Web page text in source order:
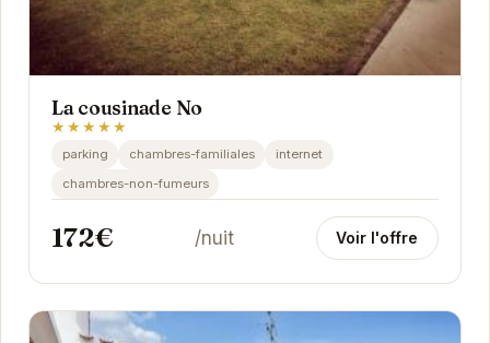
La cousinade No
★★★★★
parking chambres-familiales
internet
chambres-non-fumeurs
172€ /nuit Voir l'offre